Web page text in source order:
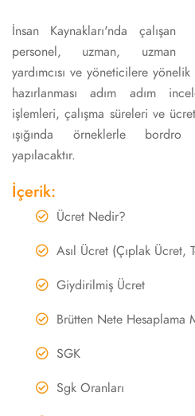
İnsan Kaynakları'nda çalışan
personel, uzman, uzman
yardımcısı ve yöneticilere
hazırlanması adım adım
işlemleri, çalışma süreleri ve
ışığında örneklerle bordro
yapılacaktır.
İçerik:
Ücret Nedir?
Asıl Ücret (Çıplak Ücret,
Giydirilmiş Ücret
Brütten Nete Hesaplama
SGK
Sgk Oranları